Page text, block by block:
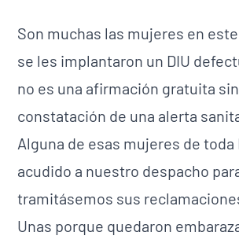
Son muchas las mujeres en
se les implantaron un DIU
no es una afirmación gratuita
constatación de una alerta
Alguna de esas mujeres de toda
acudido a nuestro despacho
tramitásemos sus
Unas porque quedaron